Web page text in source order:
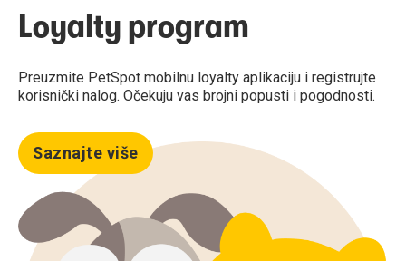
Loyalty program
Preuzmite PetSpot mobilnu loyalty aplikaciju i registrujte
korisnički nalog. Očekuju vas brojni popusti i pogodnosti.
Saznajte više